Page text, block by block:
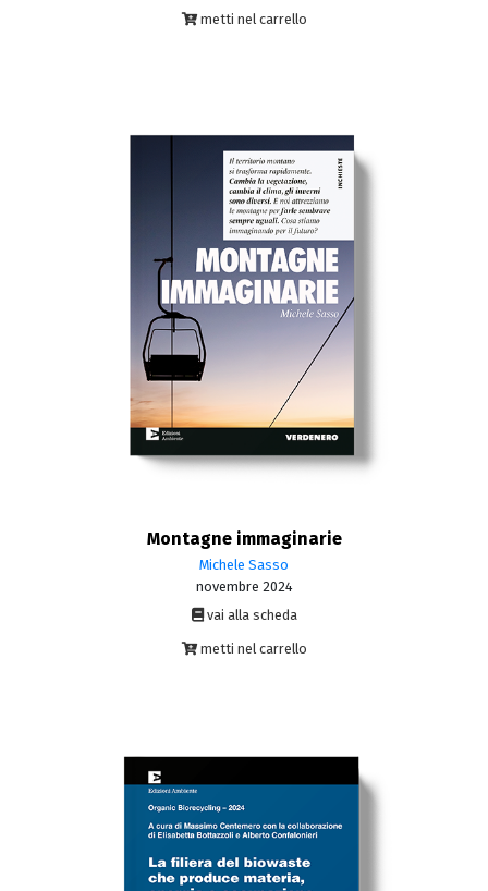
metti nel carrello
Montagne immaginarie
Michele Sasso
novembre 2024
vai alla scheda
metti nel carrello